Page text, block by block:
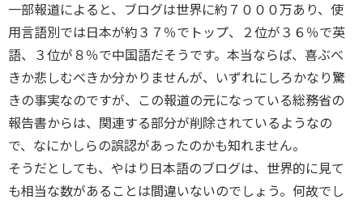
一部報道によると、ブログは世界に約７０００万あり、使
用言語別では日本が約３７％でトップ、２位が３６％で英
語、３位が８％で中国語だそうです。本当ならば、喜ぶべ
きか悲しむべきか分かりませんが、いずれにしろかなり驚
きの事実なのですが、この報道の元になっている総務省の
報告書からは、関連する部分が削除されているようなの
で、なにかしらの誤認があったのかも知れません。
そうだとしても、やはり日本語のブログは、世界的に見て
も相当な数があることは間違いないのでしょう。何故でし